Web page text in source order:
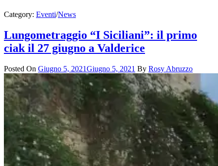
Category: Eventi/News
Lungometraggio “I Siciliani”: il primo
ciak il 27 giugno a Valderice
Posted On Giugno 5, 2021Giugno 5, 2021 By Rosy Abruzzo